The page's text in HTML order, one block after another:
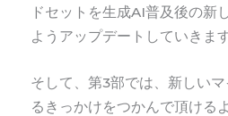
ドセットを生成AI普及後の新
ようアップデートしていきます
そして、第3部では、 新しい
るきっかけをつかんで頂ける